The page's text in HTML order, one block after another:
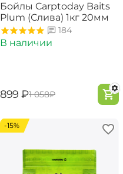
Бойлы Carptoday Baits
Plum (Слива) 1кг 20мм
184
В наличии
‍899‍ ₽‍1 058‍₽
-15%